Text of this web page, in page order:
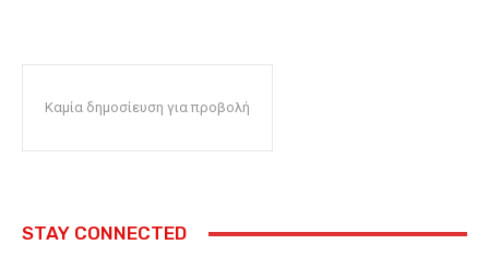
Καμία δημοσίευση για προβολή
STAY CONNECTED